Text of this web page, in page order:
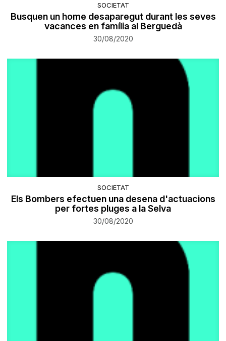
SOCIETAT
Busquen un home desaparegut durant les seves
vacances en família al Berguedà
30/08/2020
SOCIETAT
Els Bombers efectuen una desena d'actuacions
per fortes pluges a la Selva
30/08/2020